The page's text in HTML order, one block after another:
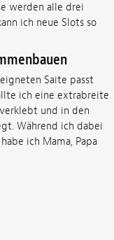
werden alle drei
ich neue Slots so
Saite passt
ich eine extrabreite
und in den
Während ich dabei
ich Mama, Papa